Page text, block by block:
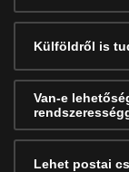
Külföldről is
Van-e
Lehet postai